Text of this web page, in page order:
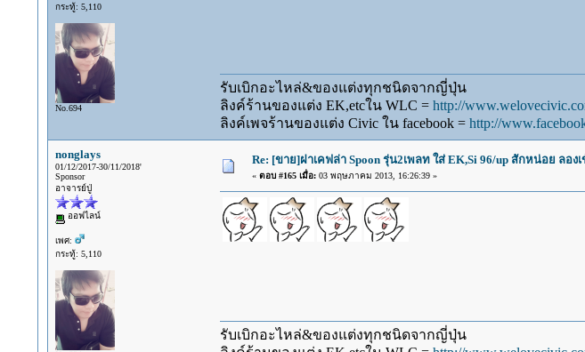
กระทู้: 5,110
No.694
รับเบิกอะไหล่&ของแต่งทุกชนิดจากญี่ปุ่น
ลิงค์ร้านของแต่ง EK,etcใน WLC = http://
ลิงค์เพจร้านของแต่ง Civic ใน facebook = http://
nonglays
01/12/2017-30/11/2018'
Sponsor
อาจารย์ปู่
ออฟไลน์
เพศ:
กระทู้: 5,110
Re: [ขาย]ฝาเคฟล่า Spoon รุ่น2เพลท ใส่ EK,Si 96/up สักหน่อย ลอ
« ตอบ #165 เมื่อ:03 พฤษภาคม 2013, 16:26:39 »
รับเบิกอะไหล่&ของแต่งทุกชนิดจากญี่ปุ่น